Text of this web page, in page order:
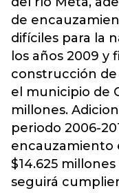
de
difíciles para la
los años 2009 y
construcción
el municipio de
millones.
periodo 2006-
encauzamiento
$14.625
seguirá